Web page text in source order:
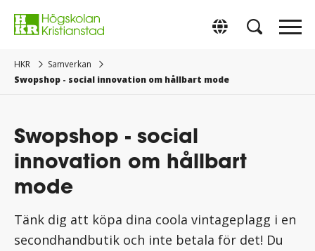
direkt
Switch to
HKR
Samverkan
Swopshop - social innovation om hållbart mode
Swopshop - social
innovation om hållbart
mode
Tänk dig att köpa dina coola vintageplagg i en
secondhandbutik och inte betala för det! Du